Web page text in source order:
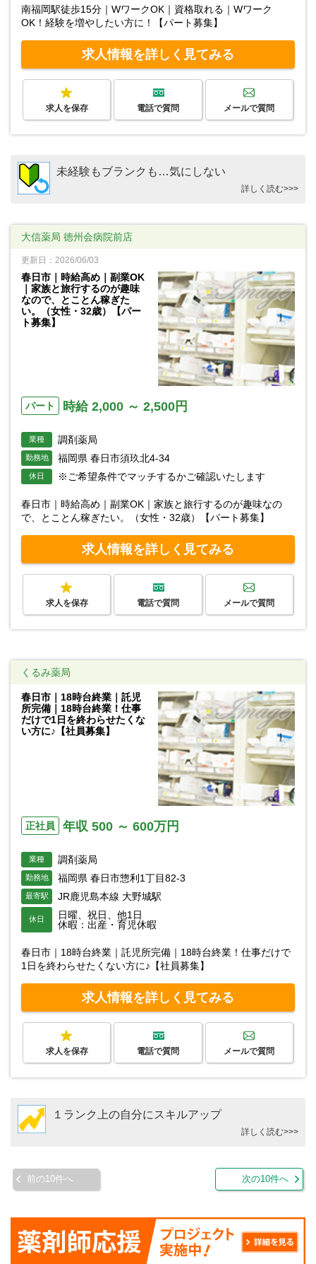
南福岡駅徒歩15分｜WワークOK｜資格取れる｜Wワーク
OK！経験を増やしたい方に！【パート募集】
求人情報を詳しく見てみる
求人を保存 電話で質問 メールで質問
未経験もブランクも…気にしない
詳しく読む>>>
大信薬局 徳州会病院前店
更新日：2026/06/03
春日市｜時給高め｜副業OK
｜家族と旅行するのが趣味
なので、とことん稼ぎた
い。（女性・32歳）【パー
ト募集】
パート 時給 2,000 ～ 2,500円
業種 調剤薬局
勤務地 福岡県 春日市須玖北4-34
休日 ※ご希望条件でマッチするかご確認いたします
春日市｜時給高め｜副業OK｜家族と旅行するのが趣味なの
で、とことん稼ぎたい。（女性・32歳）【パート募集】
求人情報を詳しく見てみる
求人を保存 電話で質問 メールで質問
くるみ薬局
春日市｜18時台終業｜託児
所完備｜18時台終業！仕事
だけで1日を終わらせたくな
い方に♪【社員募集】
正社員 年収 500 ～ 600万円
業種 調剤薬局
勤務地 福岡県 春日市惣利1丁目82-3
最寄駅 JR鹿児島本線 大野城駅
休日
日曜、祝日、他1日
休暇：出産・育児休暇
春日市｜18時台終業｜託児所完備｜18時台終業！仕事だけで
1日を終わらせたくない方に♪【社員募集】
求人情報を詳しく見てみる
求人を保存 電話で質問 メールで質問
１ランク上の自分にスキルアップ
詳しく読む>>>
前の10件へ 次の10件へ